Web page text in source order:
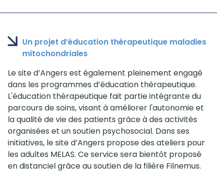
Un projet d’éducation thérapeutique maladies
mitochondriales
Le site d’Angers est également pleinement engagé
dans les programmes d’éducation thérapeutique.
L'éducation thérapeutique fait partie intégrante du
parcours de soins, visant à améliorer l'autonomie et
la qualité de vie des patients grâce à des activités
organisées et un soutien psychosocial. Dans ses
initiatives, le site d’Angers propose des ateliers pour
les adultes MELAS. Ce service sera bientôt proposé
en distanciel grâce au soutien de la filière Filnemus.